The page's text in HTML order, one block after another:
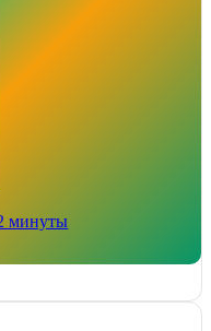
минуты